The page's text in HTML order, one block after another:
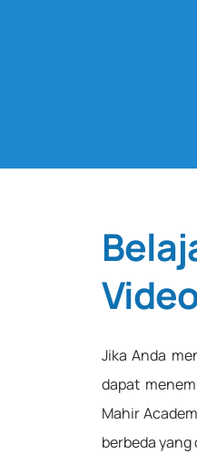
Jika Anda
dapat
Mahir
berbeda